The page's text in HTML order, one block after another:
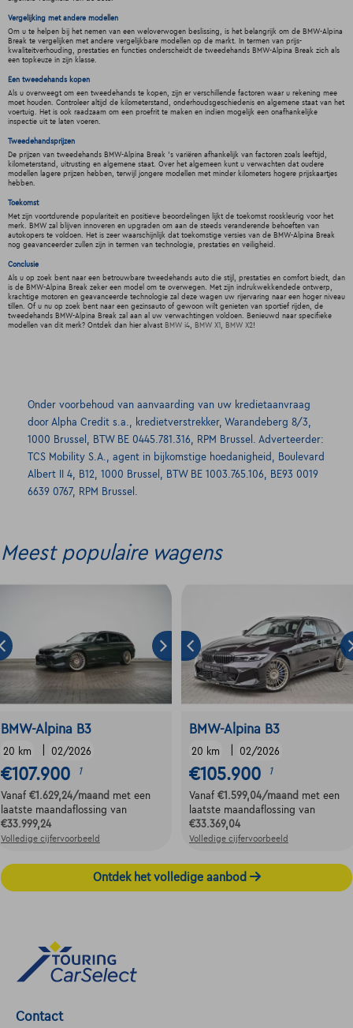
Vergelijking met andere modellen
Om u te helpen bij het nemen van een weloverwogen beslissing, is het belangrijk om de BMW-Alpina
Break te vergelijken met andere vergelijkbare modellen op de markt. In termen van prijs-
kwaliteitverhouding, prestaties en functies onderscheidt de tweedehands BMW-Alpina Break zich als
een topkeuze in zijn klasse.
Een tweedehands kopen
Als u overweegt om een tweedehands te kopen, zijn er verschillende factoren waar u rekening mee
moet houden. Controleer altijd de kilometerstand, onderhoudsgeschiedenis en algemene staat van het
voertuig. Het is ook raadzaam om een proefrit te maken en indien mogelijk een onafhankelijke
inspectie uit te laten voeren.
Tweedehandsprijzen
De prijzen van tweedehands BMW-Alpina Break 's variëren afhankelijk van factoren zoals leeftijd,
kilometerstand, uitrusting en algemene staat. Over het algemeen kunt u verwachten dat oudere
modellen lagere prijzen hebben, terwijl jongere modellen met minder kilometers hogere prijskaartjes
hebben.
Toekomst
Met zijn voortdurende populariteit en positieve beoordelingen lijkt de toekomst rooskleurig voor het
merk. BMW zal blijven innoveren en upgraden om aan de steeds veranderende behoeften van
autokopers te voldoen. Het is zeer waarschijnlijk dat toekomstige versies van de BMW-Alpina Break
nog geavanceerder zullen zijn in termen van technologie, prestaties en veiligheid.
Conclusie
Als u op zoek bent naar een betrouwbare tweedehands auto die stijl, prestaties en comfort biedt, dan
is de BMW-Alpina Break zeker een model om te overwegen. Met zijn indrukwekkendede ontwerp,
krachtige motoren en geavanceerde technologie zal deze wagen uw rijervaring naar een hoger niveau
tillen. Of u nu op zoek bent naar een gezinsauto of gewoon wilt genieten van sportief rijden, de
tweedehands BMW-Alpina Break zal aan al uw verwachtingen voldoen. Benieuwd naar specifieke
modellen van dit merk? Ontdek dan hier alvast BMW i4, BMW X1 , BMW X2!
Onder voorbehoud van aanvaarding van uw kredietaanvraag
door Alpha Credit s.a., kredietverstrekker, Warandeberg 8/3,
1000 Brussel, BTW BE 0445.781.316, RPM Brussel. Adverteerder:
TCS Mobility S.A., agent in bijkomstige hoedanigheid, Boulevard
Albert II 4, B12, 1000 Brussel, BTW BE 1003.765.106, BE93 0019
6639 0767, RPM Brussel.
Meest populaire wagens
BMW-Alpina B3
20 km 02/2026
€107.900 1
Vanaf €1.629,24/maand met een
laatste maandaflossing van
€33.999,24
Volledige cijfervoorbeeld
BMW-Alpina B3
20 km 02/2026
€105.900 1
Vanaf €1.599,04/maand met een
laatste maandaflossing van
€33.369,04
Volledige cijfervoorbeeld
Ontdek het volledige aanbod
Contact